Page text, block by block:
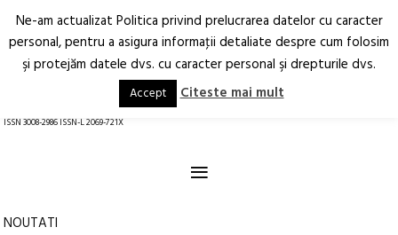
Arhitectură.
Oraș.
RO EN
ISSN 3008-2986 ISSN-L 2069-721X
≡
NOUTATI
Ne-am actualizat Politica privind prelucrarea datelor cu caracter
personal, pentru a asigura informaţii detaliate despre cum folosim
şi protejăm datele dvs. cu caracter personal şi drepturile dvs.
Accept Citeste mai mult